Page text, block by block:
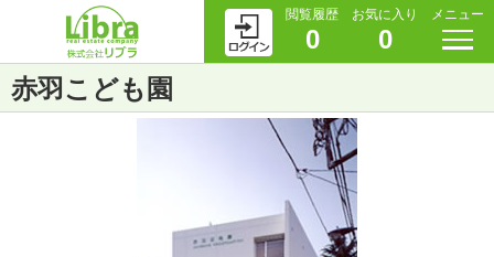
閲覧履歴
0
お気に入り
0
メニュー
赤羽こども園